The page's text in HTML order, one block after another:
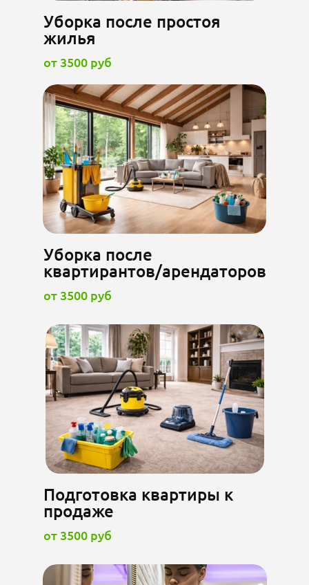
Уборка после простоя
жилья
от 3500 руб
Уборка после
квартирантов/арендаторов
от 3500 руб
Подготовка квартиры к
продаже
от 3500 руб